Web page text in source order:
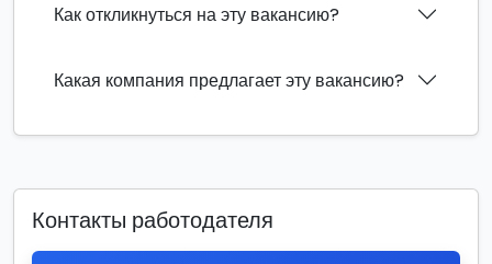
Как откликнуться на эту вакансию?
Какая компания предлагает эту вакансию?
Контакты работодателя